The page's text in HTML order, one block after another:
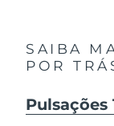
SAIBA
POR
Pulsações